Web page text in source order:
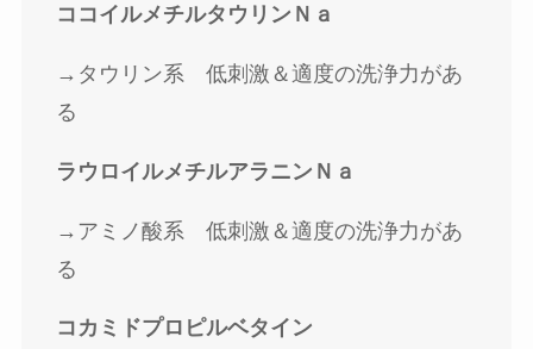
ココイルメチルタウリンＮａ
→タウリン系 低刺激＆適度の洗浄力があ
る
ラウロイルメチルアラニンＮａ
→アミノ酸系 低刺激＆適度の洗浄力があ
る
コカミドプロピルベタイン